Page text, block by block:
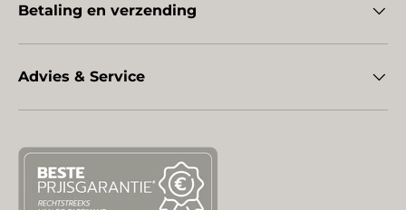
Betaling en verzending
Advies & Service